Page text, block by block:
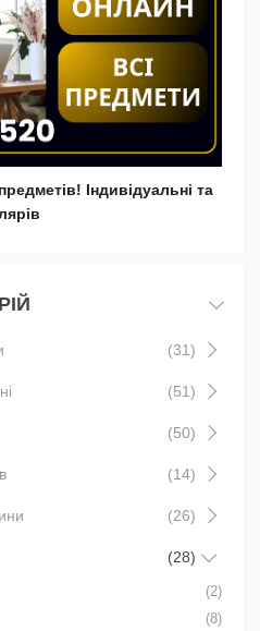
(31)
(51)
(50)
(14)
(26)
(28)
(2)
(8)
Індивідуальні та